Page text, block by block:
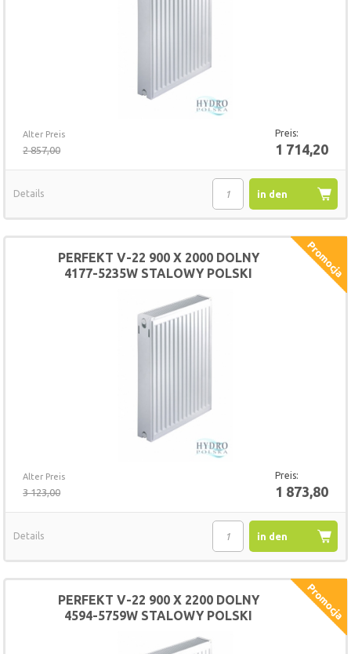
Alter Preis
2 857,00
Preis:
1 714,20
in den
Details
Alter Preis
3 123,00
Preis:
1 873,80
PERFEKT V-22 900 X 2000 DOLNY
4177-5235W STALOWY POLSKI
in den
Details
PERFEKT V-22 900 X 2200 DOLNY
4594-5759W STALOWY POLSKI